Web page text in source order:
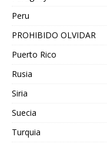
Peru
PROHIBIDO OLVIDAR
Puerto Rico
Rusia
Siria
Suecia
Turquia